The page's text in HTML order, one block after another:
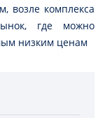
возле комплекса
где можно
низким ценам